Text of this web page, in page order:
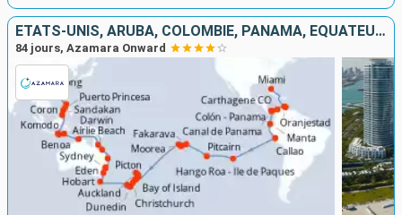
ÉTATS-UNIS, ARUBA, COLOMBIE, PANAMA, ÉQUATEUR, PÉROU, CHILI, ROYAUME-UNI, FRANCE, NOUVELLE-ZÉLANDE, AUSTRALIE, INDONÉSIE, MALAISIE, PHILIPPINES, CHINE
84 jours, Azamara Onward